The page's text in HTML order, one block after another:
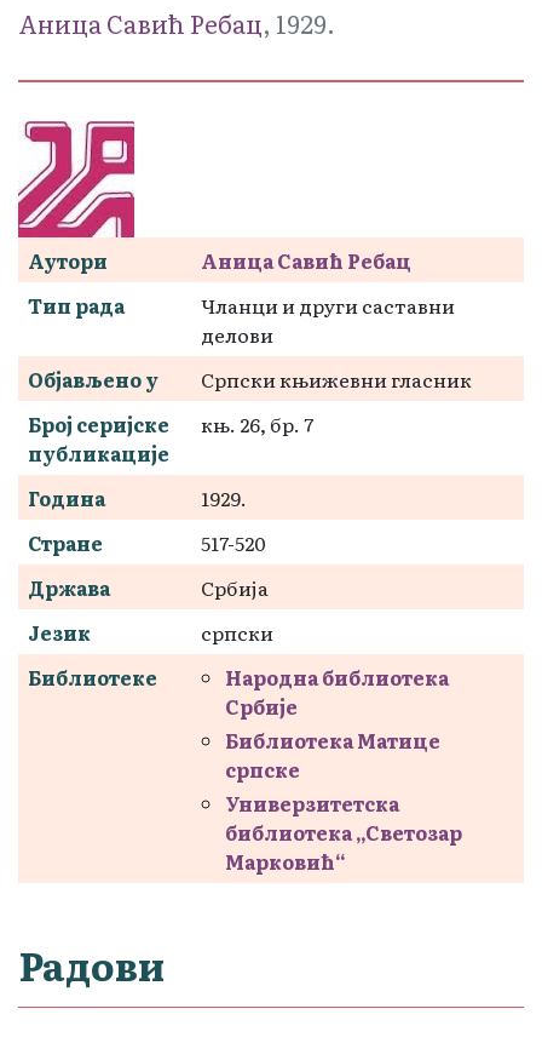
Аница Савић Ребац, 1929.
Аутори
Аница Савић Ребац
Тип рада
Чланци и други саставни
делови
Објављено у
Српски књижевни гласник
Број серијске
публикације
књ. 26, бр. 7
Година
1929.
Стране
517-520
Држава
Србија
Језик
српски
Библиотеке
Народна библиотека
Србије
Библиотека Матице
српске
Универзитетска
библиотека „Светозар
Марковић“
Радови